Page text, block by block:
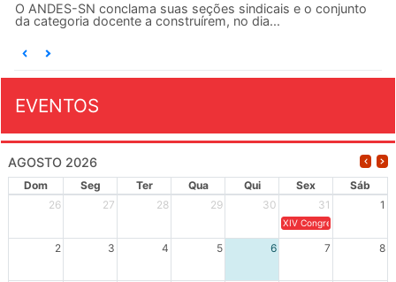
O ANDES-SN conclama suas seções sindicais e o conjunto
da categoria docente a construírem, no dia...
EVENTOS
AGOSTO 2026
Dom Seg Ter Qua Qui Sex
Sáb
26
27 28 29 30 31 1
XIV Congresso Brasileiro
2 3 4 5 6 7 8